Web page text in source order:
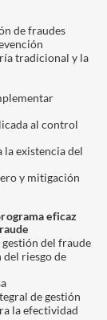
de fraudes
tradicional y la
al control
la existencia del
y mitigación
eficaz
gestión del fraude
riesgo de
de gestión
la efectividad